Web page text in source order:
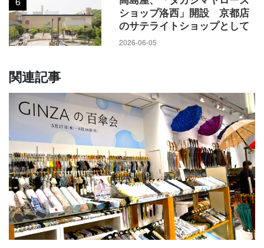
ショップ洛西」開設 京都店
のサテライトショップとして
2026-06-05
関連記事